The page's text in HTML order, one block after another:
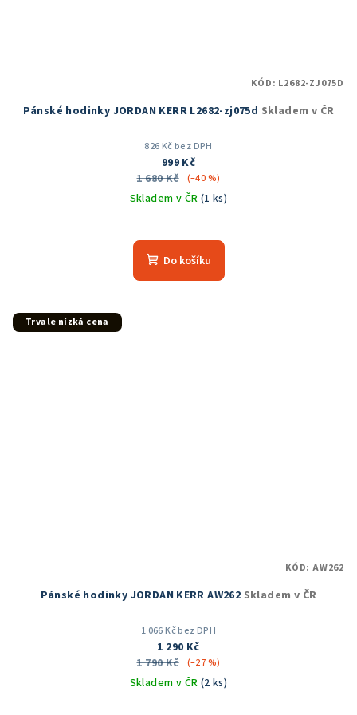
Pánské hodinky JORDAN KERR L2682-zj075d Skladem v ČR
826 Kč bez DPH
999 Kč
1 680 Kč
(–40 %)
Skladem v ČR (1 ks)
hodnocení
produktu
Do košíku
KÓD: L2682-ZJ075D
Trvale nízká cena
Pánské hodinky JORDAN KERR AW262 Skladem v ČR
1 066 Kč bez DPH
1 290 Kč
1 790 Kč
(–27 %)
Skladem v ČR (2 ks)
KÓD: AW262